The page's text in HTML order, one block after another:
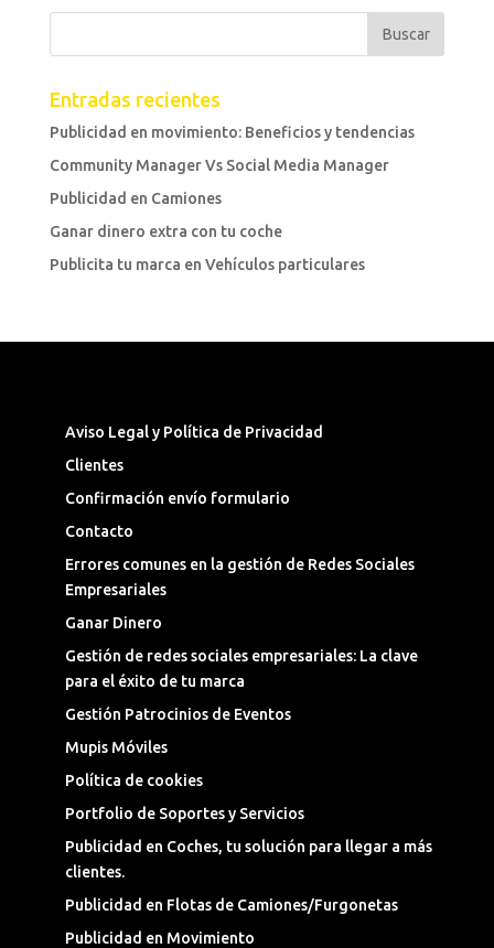
Entradas recientes
Publicidad en movimiento: Beneficios y tendencias
Community Manager Vs Social Media Manager
Publicidad en Camiones
Ganar dinero extra con tu coche
Publicita tu marca en Vehículos particulares
Aviso Legal y Política de Privacidad
Clientes
Confirmación envío formulario
Contacto
Errores comunes en la gestión de Redes Sociales
Empresariales
Ganar Dinero
Gestión de redes sociales empresariales: La clave
para el éxito de tu marca
Gestión Patrocinios de Eventos
Mupis Móviles
Política de cookies
Portfolio de Soportes y Servicios
Publicidad en Coches, tu solución para llegar a más
clientes.
Publicidad en Flotas de Camiones/Furgonetas
Publicidad en Movimiento